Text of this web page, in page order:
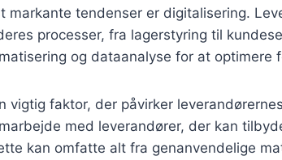
markante tendenser er digitalisering.
processer, fra lagerstyring til
og dataanalyse for at optimere
vigtig faktor, der påvirker
med leverandører, der kan
kan omfatte alt fra genanvendelige